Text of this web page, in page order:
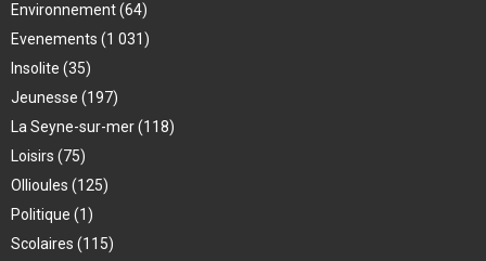
Environnement(64)
Evenements (1 031)
Insolite (35)
Jeunesse (197)
La Seyne-sur-mer(118)
Loisirs (75)
Ollioules (125)
Politique (1)
Scolaires (115)